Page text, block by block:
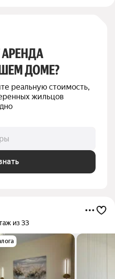
ДОМЕ?
реальную стоимость,
жильцов
из 33